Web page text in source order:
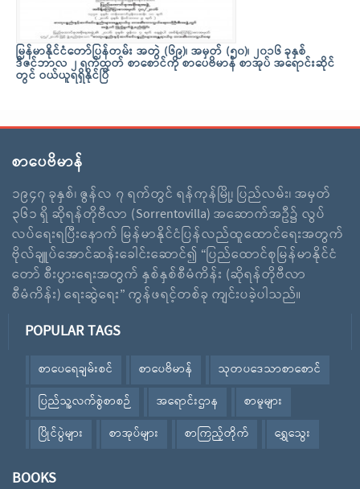
မြန်မာနိုင်ငံတော်ပြန်တမ်း အတွဲ (၆၉)၊ အမှတ် (၅၀)၊ ၂၀၁၆ ခုနှစ်
ဒီဇင်ဘာလ ၂ ရက်ထုတ် စာစောင်ကို စာပေဗိမာန် စာအုပ် အရောင်းဆိုင်
တွင် ဝယ်ယူရရှိနိုင်ပြီ
စာပေဗိမာန်
၁၉၄၇ ခုနှစ်၊ ဇွန်လ ၇ ရက်တွင် ရန်ကုန်မြို့၊ ပြည်လမ်း၊ အမှတ်
၃၆၁ ရှိ ဆိုရန်တိုဗီလာ (Sorrentovilla) အဆောက်အဦ၌ လွပ်
လပ်ရေးရပြီးနောက် မြန်မာနိုင်ငံပြန်လည်ထူထောင်ရေးအတွက်
ဗိုလ်ချူပ်အောင်ဆန်းခေါင်းဆောင်၍ “ပြည်ထောင်စုမြန်မာနိုင်ငံ
တော် စီးပွားရေးအတွက် နှစ်နှစ်စီမံကိန်း (ဆိုရန်တိုဗီလာ
စီမံကိန်း) ရေးဆွဲရေး” ကွန်ဖရင့်တစ်ခု ကျင်းပခဲ့ပါသည်။
POPULAR TAGS
စာပေရေချမ်းစင် စာပေဗိမာန်
သုတပဒေသာစာစောင်
ပြည်သူ့လက်စွဲစာစဉ်
အရောင်းဌာန
စာမူများ
ပြိုင်ပွဲများ
စာအုပ်များ စာကြည့်တိုက် ရွှေသွေး
BOOKS